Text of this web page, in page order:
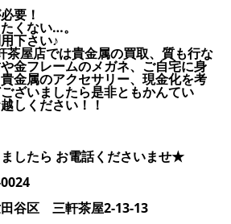
要！
くない…。
下さい♪
茶屋店では貴金属の買取、質も行な
金フレームのメガネ、ご自宅に身
金属のアクセサリー、現金化を考
ざいましたら是非ともかんてい
しください！！
したら お電話くださいませ★
谷区 三軒茶屋2-13-13